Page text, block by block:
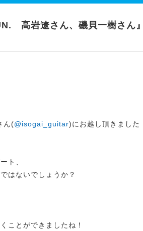
高岩遼さん、磯貝一樹さん
ん(@isogai_guitar)にお越し頂きました
ト、
はないでしょうか？
ことができましたね！